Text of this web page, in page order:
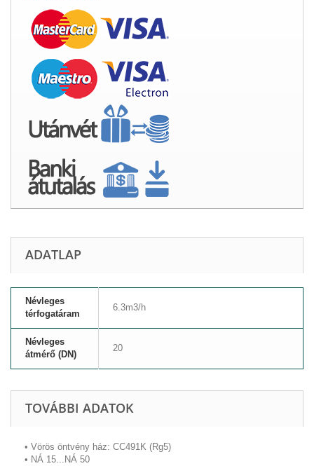
ADATLAP
Névleges
térfogatáram
6.3m3/h
Névleges
átmérő (DN)
20
TOVÁBBI ADATOK
• Vörös öntvény ház: CC491K (Rg5)
• NÁ 15...NÁ 50